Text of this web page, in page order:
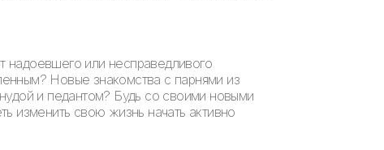
надоевшего или несправедливого
Новые знакомства с парнями из
и педантом? Будь со своими новыми
изменить свою жизнь начать активно